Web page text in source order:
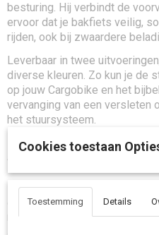
besturing. Hij verbindt de
ervoor dat je bakfiets veilig,
rijden, ook bij zwaardere
Leverbaar in twee
diverse kleuren. Zo kun je de
op jouw Cargobike en het
vervanging van een versleten
het stuursysteem.
Let op:de stuurkogels
Op zoek naar een originele
Deze stuurstang zorgt voor veilige,
Cookies toestaan
Toestemming Details